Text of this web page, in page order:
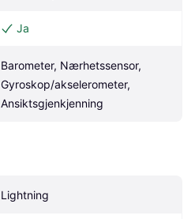
Ja
Barometer, Nærhetssensor,
Gyroskop/akselerometer,
Ansiktsgjenkjenning
Lightning